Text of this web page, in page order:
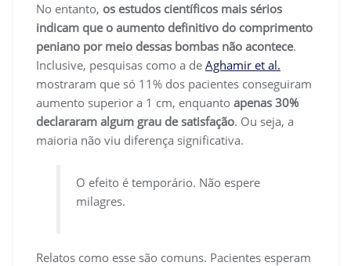
No entanto, os estudos científicos mais sérios
indicam que o aumento definitivo do comprimento
peniano por meio dessas bombas não acontece.
Inclusive, pesquisas como a de Aghamir et al.
mostraram que só 11% dos pacientes conseguiram
aumento superior a 1 cm, enquanto apenas 30%
declararam algum grau de satisfação. Ou seja, a
maioria não viu diferença significativa.
O efeito é temporário. Não espere
milagres.
Relatos como esse são comuns. Pacientes esperam